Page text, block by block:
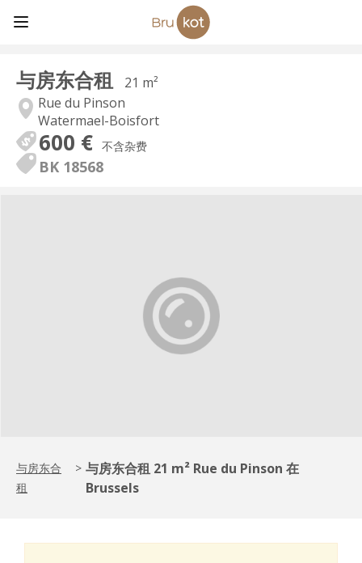
与房东合租
21 m²
Rue du Pinson
Watermael-Boisfort
600 € 不含杂费
BK 18568
与房东合
租
> 与房东合租 21 m² Rue du Pinson 在
Brussels